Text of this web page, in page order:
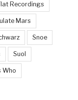
Recordings
Mars
Snoe
Suol
Who